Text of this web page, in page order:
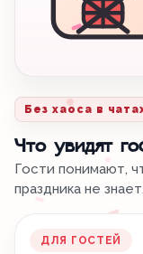
Без хаоса в
Что увидят
Гости понимают,
праздника не
ДЛЯ ГОСТЕЙ